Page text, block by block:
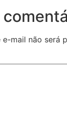
e-mail não será